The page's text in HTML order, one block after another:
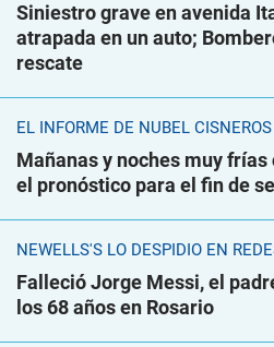
Siniestro grave en avenida
atrapada en un auto;
rescate
EL INFORME DE NUBEL CISNEROS
Mañanas y noches muy frías
el pronóstico para el fin de
NEWELLS'S LO DESPIDIÓ EN
Falleció Jorge Messi, el
los 68 años en Rosario